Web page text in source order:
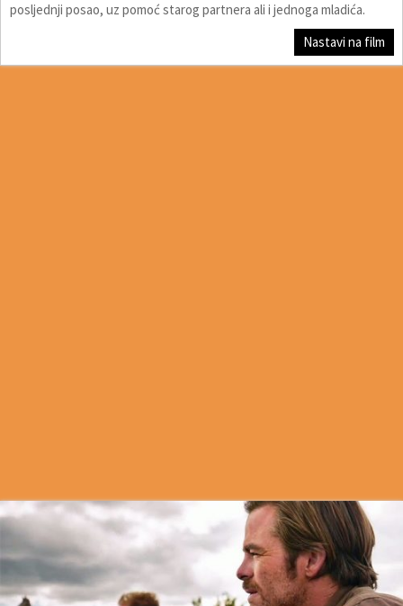
posljednji posao, uz pomoć starog partnera ali i jednoga mladića.
Nastavi na film